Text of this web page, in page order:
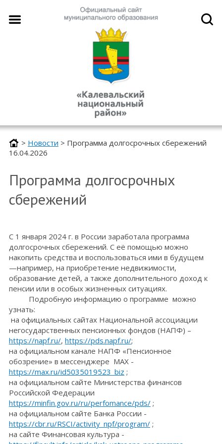
> Новости > Программа долгосрочных сбережений
16.04.2026
Программа долгосрочных
сбережений
С 1 января 2024 г. в России заработала программа
долгосрочных сбережений. С её помощью можно
накопить средства и воспользоваться ими в будущем
—например, на приобретение недвижимости,
образование детей, а также дополнительного доход к
пенсии или в особых жизненных ситуациях.
Подробную информацию о программе можно
узнать:
на официальных сайтах Национальной ассоциации
негосударственных пенсионных фондов (НАПФ) –
https://napf.ru/, https://pds.napf.ru/;
на официальном канале НАПФ «Пенсионное
обозрение» в мессенджере МАХ -
https://max.ru/id5035019523_biz ;
на официальном сайте Министерства финансов
Российской Федерации
https://minfin.gov.ru/ru/perfomance/pds/;
на официальном сайте Банка России -
https://cbr.ru/RSCI/activity_npf/program/;
на сайте Финансовая культура -